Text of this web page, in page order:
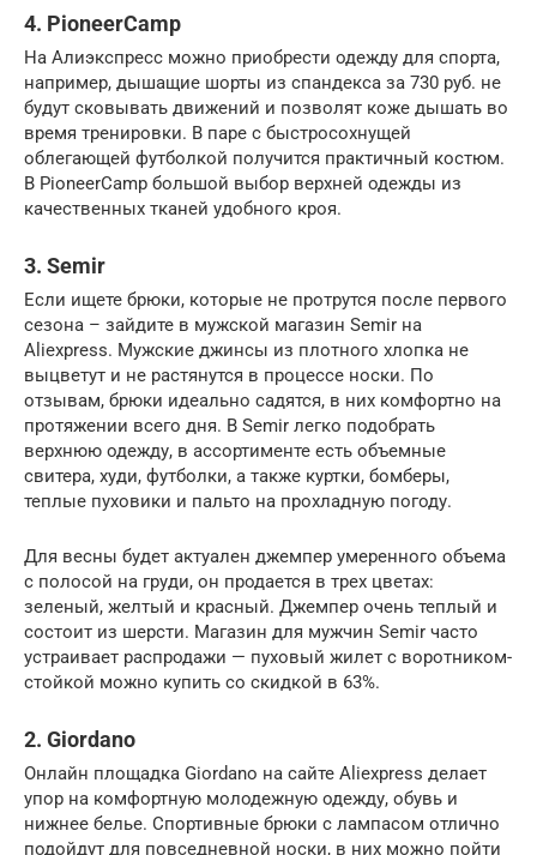
4. PioneerCamp
На Алиэкспресс можно приобрести одежду для спорта,
например, дышащие шорты из спандекса за 730 руб. не
будут сковывать движений и позволят коже дышать во
время тренировки. В паре с быстросохнущей
облегающей футболкой получится практичный костюм.
В PioneerCamp большой выбор верхней одежды из
качественных тканей удобного кроя.
3. Semir
Если ищете брюки, которые не протрутся после первого
сезона – зайдите в мужской магазин Semir на
Aliexpress. Мужские джинсы из плотного хлопка не
выцветут и не растянутся в процессе носки. По
отзывам, брюки идеально садятся, в них комфортно на
протяжении всего дня. В Semir легко подобрать
верхнюю одежду, в ассортименте есть объемные
свитера, худи, футболки, а также куртки, бомберы,
теплые пуховики и пальто на прохладную погоду.
Для весны будет актуален джемпер умеренного объема
с полосой на груди, он продается в трех цветах:
зеленый, желтый и красный. Джемпер очень теплый и
состоит из шерсти. Магазин для мужчин Semir часто
устраивает распродажи — пуховый жилет с воротником-
стойкой можно купить со скидкой в 63%.
2. Giordano
Онлайн площадка Giordano на сайте Aliexpress делает
упор на комфортную молодежную одежду, обувь и
нижнее белье. Спортивные брюки с лампасом отлично
подойдут для повседневной носки, в них можно пойти